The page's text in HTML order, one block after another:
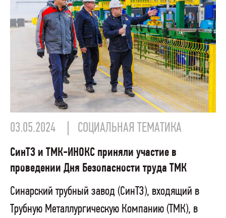
03.05.2024 СОЦИАЛЬНАЯ ТЕМАТИКА
СинТЗ и ТМК-ИНОКС приняли участие в
проведении Дня Безопасности труда ТМК
Синарский трубный завод (СинТЗ), входящий в
Трубную Металлургическую Компанию (ТМК), в